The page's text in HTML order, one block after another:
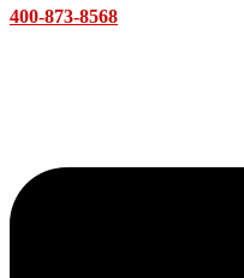
400-873-8568